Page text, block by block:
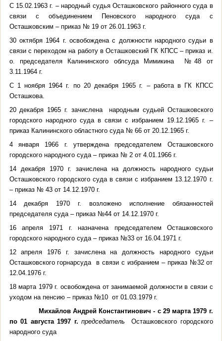
С 15.02.1963 г. – народный судья Осташковского районного суда в
связи с объединением Пеновского народного суда с
Осташковским – приказ № 19 от 26.01.1963 г.
30 октября 1964 г. освобождена с должности народного судьи в
связи с переходом на работу в Осташковский ГК КПСС – приказ и.
о. председателя Калининского облсуда Мимикина №48 от
3.11.1964 г.
С 1 ноября 1964 г. по 20 декабря 1965 г. – работа в ГК КПСС
Осташкова.
20 декабря 1965 г. зачислена народным судьей Осташковского
городского народного суда в связи с избранием 19.12.1965 г. –
приказ Калининского областного суда № 66 от 20.12.1965 г.
4 января 1966 г. утверждена председателем Осташковского
городского народного суда – приказ № 2 от 4.01.1966 г.
14 декабря 1970 г. зачислена на должность народного судьи
Осташковского городского суда в связи с избранием 13.12.1970 г.
– приказ № 43 от 14.12.1970 г.
14 декабря 1970 г. возложено исполнение обязанностей
председателя суда – приказ №44 от 14.12.1970 г.
16 апреля 1971 г. назначена председателем Осташковского
городского народного суда – приказ №33 от 16.04.1971 г.
12 апреля 1976 г. зачислена на должность народного судьи
Осташковского горнарсуда в связи с избранием – приказ №32 от
12.04.1976 г.
18 марта 1979 г. освобождена от занимаемой должности в связи с
уходом на пенсию – приказ №10 от 01.03.1979 г.
Михайлов Андрей Константинович - с 29 марта1979 г.
по 01 августа 1997 г. председатель Осташковского городского
народного суда